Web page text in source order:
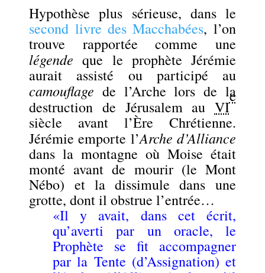
Hypothèse plus sérieuse, dans le
second livre des Macchabées, l’on
trouve rapportée comme une
légende que le prophète Jérémie
aurait assisté ou participé au
camouflage de l’Arche lors de la
destruction de Jérusalem au VI
e
siècle avant l’Ère Chrétienne.
Jérémie emporte l’Arche d’Alliance
dans la montagne où Moise était
monté avant de mourir (le Mont
Nébo) et la dissimule dans une
grotte, dont il obstrue l’entrée…
«Il y avait, dans cet écrit,
qu’averti par un oracle, le
Prophète se fit accompagner
par la Tente (d’Assignation) et